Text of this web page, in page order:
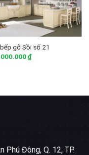
gỗ Sồi số 21
₫
Phú Đông, Q. 12, TP.